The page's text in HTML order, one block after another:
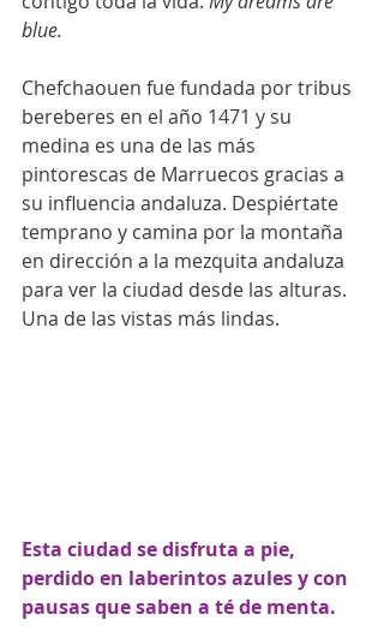
blue.
Chefchaouen fue fundada por tribus
bereberes en el año 1471 y su
medina es una de las más
pintorescas de Marruecos gracias a
su influencia andaluza. Despiértate
temprano y camina por la montaña
en dirección a la mezquita andaluza
para ver la ciudad desde las alturas.
Una de las vistas más lindas.
Esta ciudad se disfruta a pie,
perdido en laberintos azules y con
pausas que saben a té de menta.